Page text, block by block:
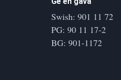
Swish: 901 11 72
PG: 90 11 17-2
BG: 901-1172